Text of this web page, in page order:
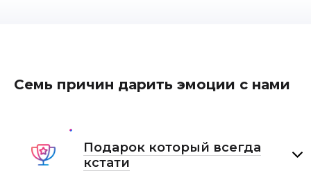
Семь причин дарить эмоции с нами
Подарок который всегда
кстати